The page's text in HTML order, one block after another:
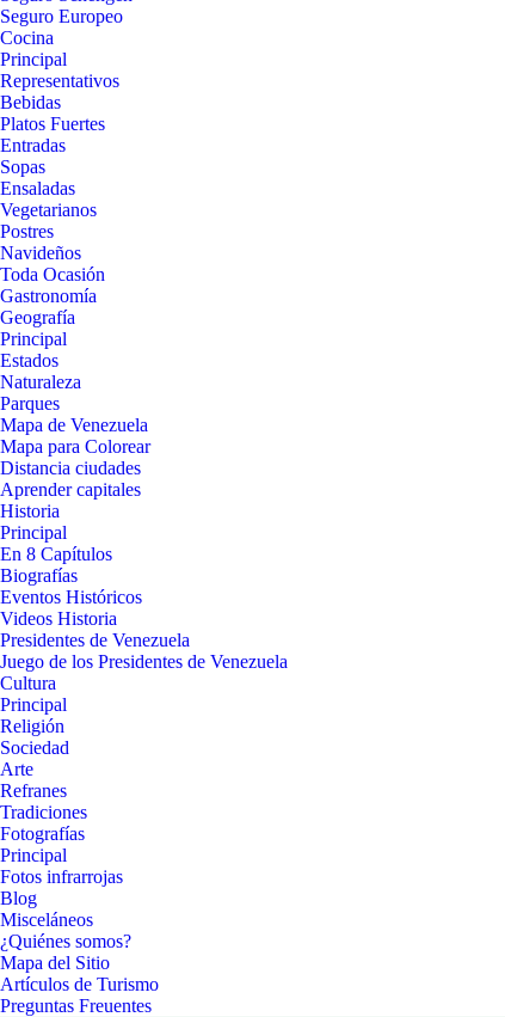
Seguro Europeo
Cocina
Principal
Representativos
Bebidas
Platos Fuertes
Entradas
Sopas
Ensaladas
Vegetarianos
Postres
Navideños
Toda Ocasión
Gastronomía
Geografía
Principal
Estados
Naturaleza
Parques
Mapa de Venezuela
Mapa para Colorear
Distancia ciudades
Aprender capitales
Historia
Principal
En 8 Capítulos
Biografías
Eventos Históricos
Videos Historia
Presidentes de Venezuela
Juego de los Presidentes de Venezuela
Cultura
Principal
Religión
Sociedad
Arte
Refranes
Tradiciones
Fotografías
Principal
Fotos infrarrojas
Blog
Misceláneos
¿Quiénes somos?
Mapa del Sitio
Artículos de Turismo
Preguntas Freuentes